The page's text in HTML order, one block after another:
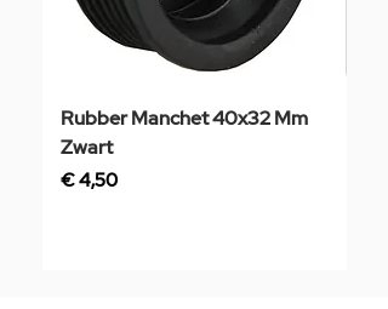
Rubber Manchet 40x32 Mm
Zwart
Prijs
€ 4,50